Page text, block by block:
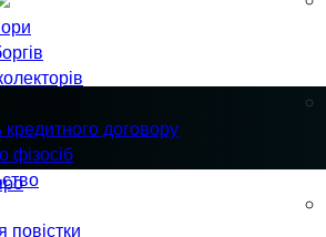
кредитного договору
фізосіб